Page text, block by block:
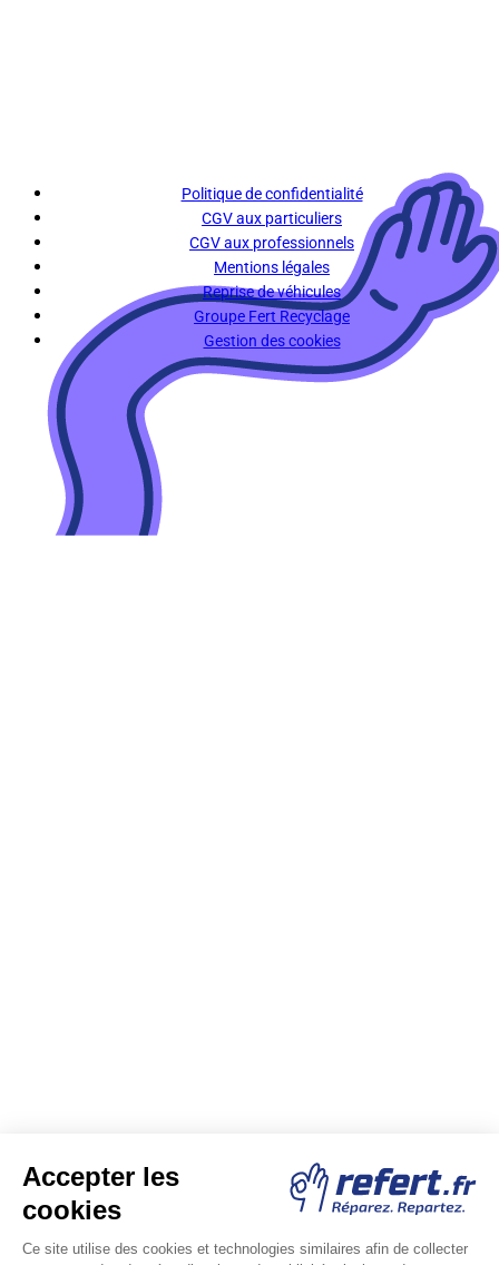
Politique de confidentialité
CGV aux particuliers
CGV aux professionnels
Mentions légales
Reprise de véhicules
Groupe Fert Recyclage
Gestion des cookies